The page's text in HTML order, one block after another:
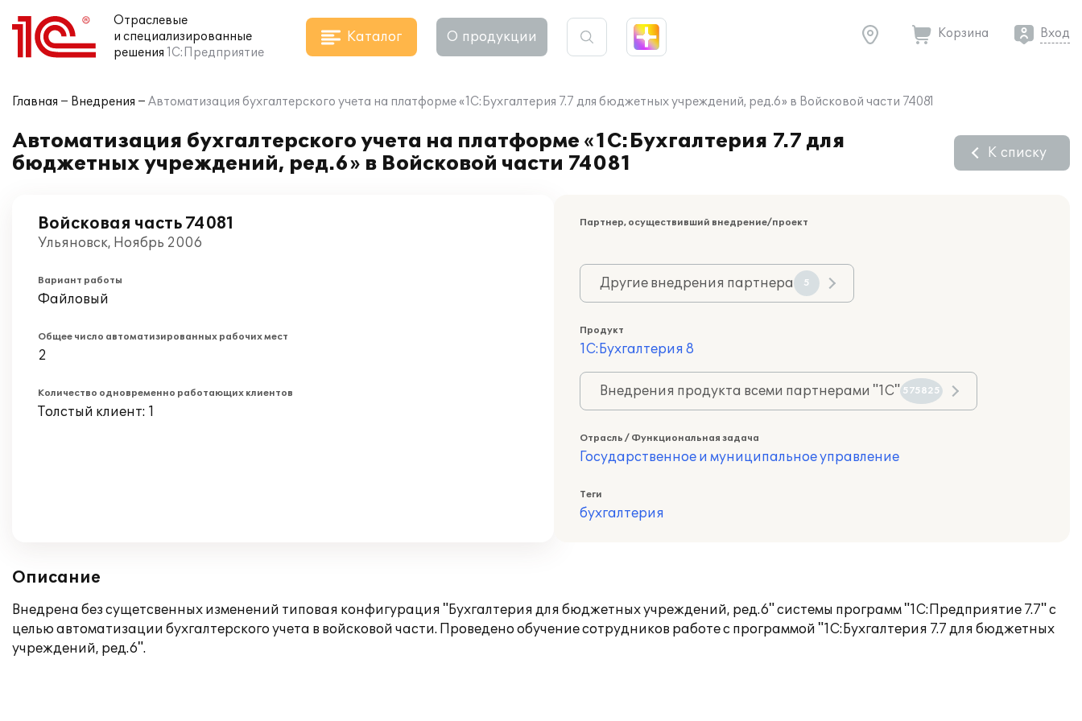
Отраслевые
и специализированные
решения 1С:Предприятие
Каталог О продукции Корзина Вход
Главная Внедрения Автоматизация бухгалтерского учета на платформе «1С:Бухгалтерия 7.7 для бюджетных учреждений, ред.6» в Войсковой части 74081
Автоматизация бухгалтерского учета на платформе «1С:Бухгалтерия 7.7 для
бюджетных учреждений, ред.6» в Войсковой части 74081
К списку
Войсковая часть 74081
Ульяновск, Ноябрь 2006
Вариант работы
Файловый
Общее число автоматизированных рабочих мест
2
Количество одновременно работающих клиентов
Толстый клиент: 1
Партнер, осуществивший внедрение/проект
Другие внедрения партнера 5
Продукт
1С:Бухгалтерия 8
Внедрения продукта всеми партнерами "1С" 575825
Отрасль / Функциональная задача
Государственное и муниципальное управление
Теги
бухгалтерия
Описание
Внедрена без сущетсвенных изменений типовая конфигурация "Бухгалтерия для бюджетных учреждений, ред.6" системы программ "1С:Предприятие 7.7" с
целью автоматизации бухгалтерского учета в войсковой части. Проведено обучение сотрудников работе с программой "1С:Бухгалтерия 7.7 для бюджетных
учреждений, ред.6".